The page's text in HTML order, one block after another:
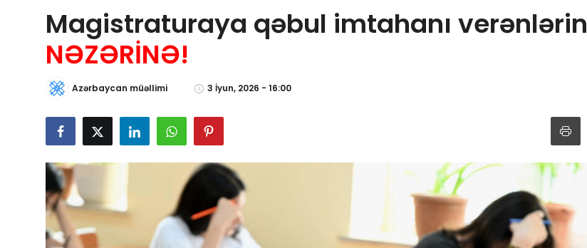
Reklam və elan
Biz kimik?
Bütün xəbərlər
Gündəlik
Müsahibə
Magistraturaya qəbul imtahanı verənlərin
NƏZƏRİNƏ!
Azərbaycan müəllimi 3 İyun, 2026 - 16:00